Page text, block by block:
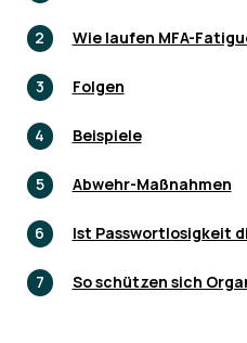
Wie laufen MFA-
Folgen
Beispiele
Abwehr-Maßnahmen
Ist Passwortlosigkeit
So schützen sich